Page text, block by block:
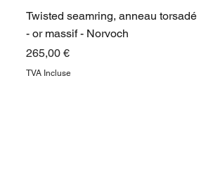
Twisted seamring, anneau torsadé
- or massif - Norvoch
Prix
265,00 €
TVA Incluse